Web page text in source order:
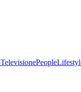
TelevisionePeople